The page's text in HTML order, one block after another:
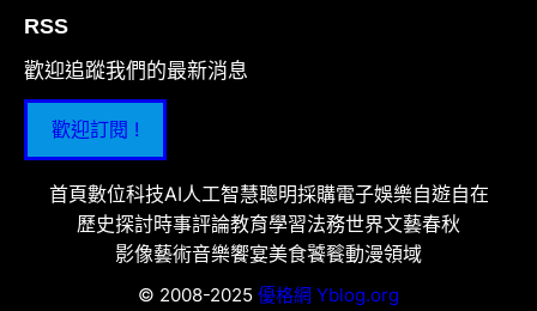
RSS
歡迎追蹤我們的最新消息
歡迎訂閱 !
首頁數位科技AI人工智慧聰明採購電子娛樂自遊自在
歷史探討時事評論教育學習法務世界文藝春秋
影像藝術音樂饗宴美食饕餮動漫領域
© 2008-2025 優格網 Yblog.org